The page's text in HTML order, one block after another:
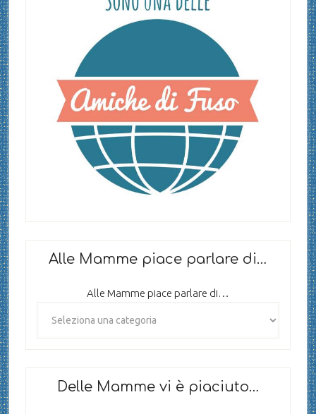
Alle Mamme piace parlare di…
Alle Mamme piace parlare di…
Delle Mamme vi è piaciuto…